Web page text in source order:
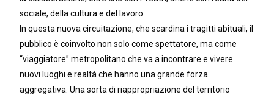
sociale, della cultura e del lavoro.
In questa nuova circuitazione, che scardina i tragitti abituali, il
pubblico è coinvolto non solo come spettatore, ma come
“viaggiatore” metropolitano che va a incontrare e vivere
nuovi luoghi e realtà che hanno una grande forza
aggregativa. Una sorta di riappropriazione del territorio